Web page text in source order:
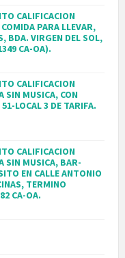
CALIFICACION
PARA LLEVAR,
BDA. VIRGEN DEL SOL,
CA-OA).
CALIFICACION
SIN MUSICA, CON
LOCAL 3 DE TARIFA.
CALIFICACION
SIN MUSICA, BAR-
EN CALLE ANTONIO
TERMINO
CA-OA.